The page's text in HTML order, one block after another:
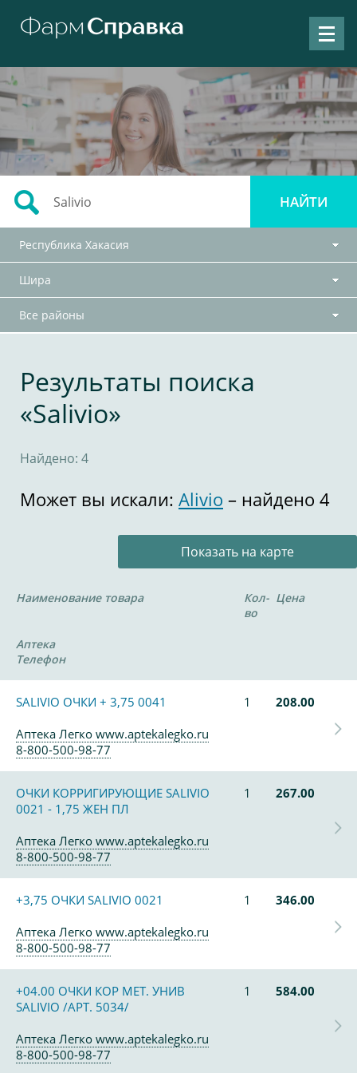
Республика Хакасия
Шира
Все районы
Результаты поиска
«Salivio»
Найдено: 4
Может вы искали: Alivio – найдено 4
Показать на карте
Наименование товара
Кол-
во
Цена
Аптека
Телефон
SALIVIO ОЧКИ + 3,75 0041 1
208.00
Аптека Легко www.aptekalegko.ru
8-800-500-98-77
ОЧКИ КОРРИГИРУЮЩИЕ SALIVIO
0021 - 1,75 ЖЕН ПЛ
1 267.00
Аптека Легко www.aptekalegko.ru
8-800-500-98-77
+3,75 ОЧКИ SALIVIO 0021 1
346.00
Аптека Легко www.aptekalegko.ru
8-800-500-98-77
+04.00 ОЧКИ КОР МЕТ. УНИВ
SALIVIO /АРТ. 5034/
1 584.00
Аптека Легко www.aptekalegko.ru
8-800-500-98-77